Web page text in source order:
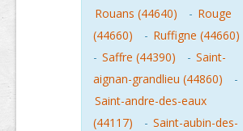
Rouans (44640)
- Rouge
(44660)
- Ruffigne (44660)
- Saffre (44390) - Saint-
aignan-grandlieu (44860)
-
Saint-andre-des-eaux
(44117)
- Saint-aubin-des-